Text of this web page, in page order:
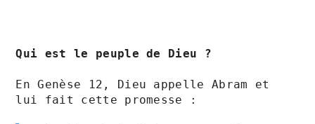
Qui est le peuple de Dieu ?
En Genèse 12, Dieu appelle Abram et
lui fait cette promesse :